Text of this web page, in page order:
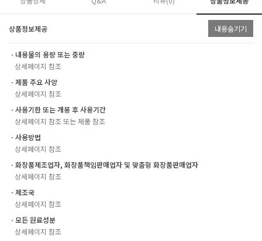
상품정보제공 내용숨기기
ㆍ내용물의 용량 또는 중량
상세페이지 참조
ㆍ제품 주요 사양
상세페이지 참조
ㆍ사용기한 또는 개봉 후 사용기간
상세페이지 참조 또는 제품 참조
ㆍ사용방법
상세페이지 참조
ㆍ화장품제조업자, 화장품책임판매업자 및 맞춤형 화장품판매업자
상세페이지 참조
ㆍ제조국
상세페이지 참조
ㆍ모든 원료성분
상세페이지 참조